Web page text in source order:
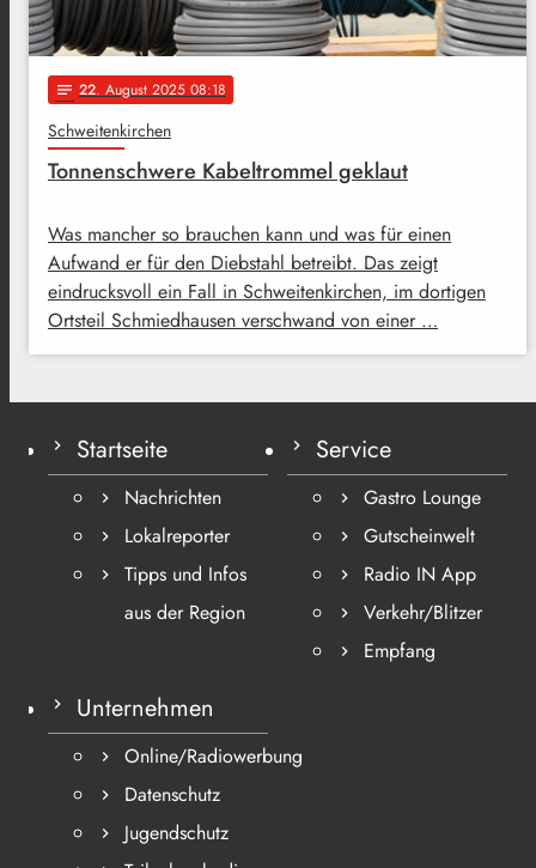
notes 22. August 2025 08:18
Schweitenkirchen
Tonnenschwere Kabeltrommel geklaut
Was mancher so brauchen kann und was für einen
Aufwand er für den Diebstahl betreibt. Das zeigt
eindrucksvoll ein Fall in Schweitenkirchen, im dortigen
Ortsteil Schmiedhausen verschwand von einer …
Startseite
Nachrichten
Lokalreporter
Tipps und Infos
aus der Region
Service
Gastro Lounge
Gutscheinwelt
Radio IN App
Verkehr/Blitzer
Empfang
Unternehmen
Online/Radiowerbung
Datenschutz
Jugendschutz